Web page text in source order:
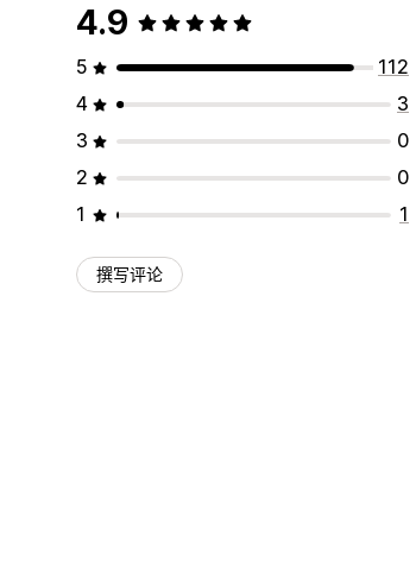
4.9
5
112
4
3
3
0
2
0
1
1
撰写评论